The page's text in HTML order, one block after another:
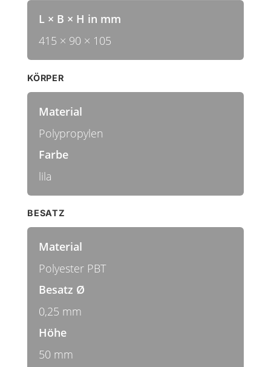
L × B × H in mm
415 × 90 × 105
KÖRPER
Material
Polypropylen
Farbe
lila
BESATZ
Material
Polyester PBT
Besatz Ø
0,25 mm
Höhe
50 mm